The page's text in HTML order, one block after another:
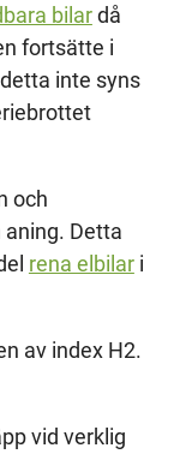
bilardå
fortsätte i
inte syns
och
Detta
rena elbilari
av index H2.
vid verklig